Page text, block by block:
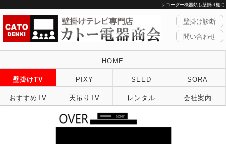
レコーダー機器類も壁掛け棚に
壁掛け診断
問い合わせ
HOME
壁掛けTV PIXY SEED SORA
おすすめTV 天吊りTV レンタル 会社案内